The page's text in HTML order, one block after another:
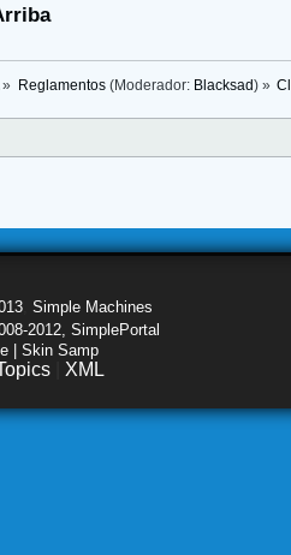
Reglamentos(Moderador: Blacksad) »
Simple Machines
2012, SimplePortal
| Skin Samp
XML